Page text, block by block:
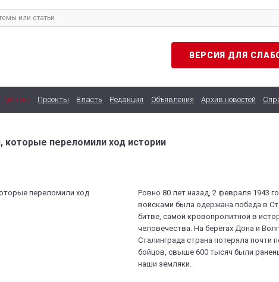
ВЕРСИЯ ДЛЯ
Рубрики Проекты Власть Редакция Объявления Архив новостей
которые переломили ход истории
Ровно 80 лет назад, 2 февраля 1943
войсками была одержана победа в
битве, самой кровопролитной в
человечества. На берегах Дона и
Сталинграда страна потеряла почти
бойцов, свыше 600 тысяч были
наши земляки.